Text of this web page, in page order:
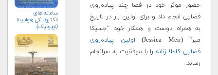
حضور موثر خود در فضا چند پیاده‌روی
فضایی انجام داد و برای اولین بار در تاریخ
به همراه دوست و همکار خود "جسیکا
میر" (Jessica Meir)
اولین پیاده‌روی
فضایی کاملا زنانه را با موفقیت به سرانجام
رساند.
سامانه های
الکترونیکی هواپیما
(اویونیک)